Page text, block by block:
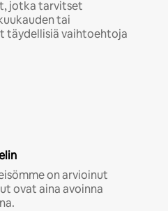
jotka tarvitset
tai
täydellisiä vaihtoehtoja
on arvioinut
ovat aina avoinna